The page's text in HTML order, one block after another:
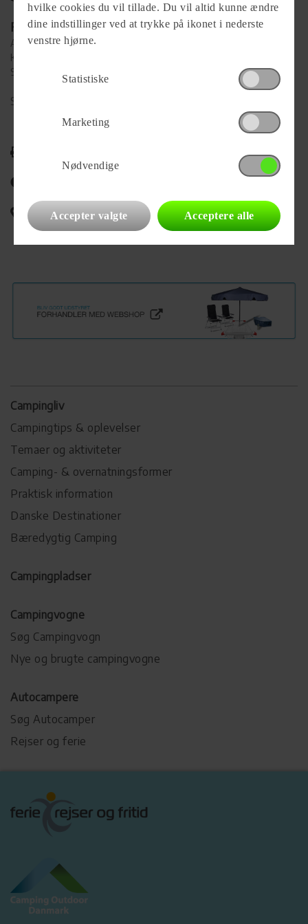
Forhandler
Aabybro Camping og Fritid Aps
Knøsgårdvej 121
9440 Aabybro
Se alle
Campingvognens placering
Campingliv
Campingtips & oplevelser
Temaer og aktiviteter
Camping- & overnatningsformer
Praktisk information
Danske Destinationer
Bæredygtig Camping
Campingpladser
Campingvogne
Søg Campingvogn
Nye og brugte campingvogne
Autocampere
Søg Autocamper
Rejser og ferie
hvilke cookies du vil tillade. Du vil altid kunne ændre
dine indstillinger ved at trykke på ikonet i nederste
venstre hjørne.
Statistiske
Marketing
Nødvendige
Accepter valgte Acceptere alle